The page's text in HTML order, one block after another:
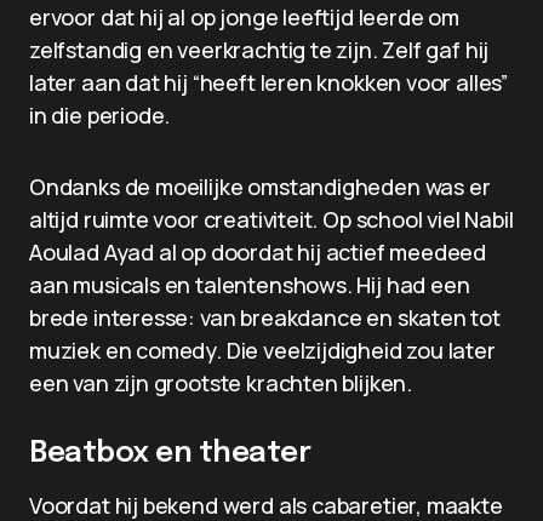
ervoor dat hij al op jonge leeftijd leerde om
zelfstandig en veerkrachtig te zijn. Zelf gaf hij
later aan dat hij “heeft leren knokken voor alles”
in die periode.
Ondanks de moeilijke omstandigheden was er
altijd ruimte voor creativiteit. Op school viel Nabil
Aoulad Ayad al op doordat hij actief meedeed
aan musicals en talentenshows. Hij had een
brede interesse: van breakdance en skaten tot
muziek en comedy. Die veelzijdigheid zou later
een van zijn grootste krachten blijken.
Beatbox en theater
Voordat hij bekend werd als cabaretier, maakte